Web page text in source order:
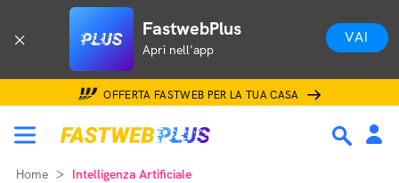
FastwebPlus
Apri nell'app
VAI
OFFERTA FASTWEB PER LA TUA CASA
Home Intelligenza Artificiale